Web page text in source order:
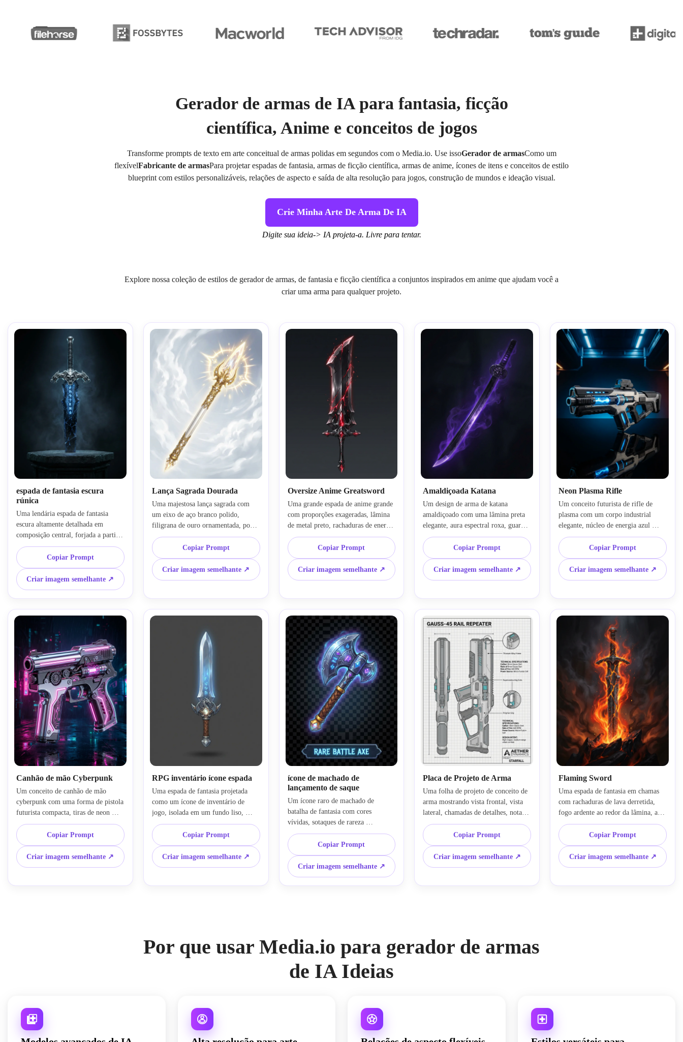
Gerador de armas de IA para fantasia, ficção
científica, Anime e conceitos de jogos
Transforme prompts de texto em arte conceitual de armas polidas em segundos com o Media.io. Use issoGerador de armasComo um
flexívelFabricante de armasPara projetar espadas de fantasia, armas de ficção científica, armas de anime, ícones de itens e conceitos de estilo
blueprint com estilos personalizáveis, relações de aspecto e saída de alta resolução para jogos, construção de mundos e ideação visual.
Crie Minha Arte De Arma De IA
Digite sua ideia-> IA projeta-a. Livre para tentar.
Explore nossa coleção de estilos de gerador de armas, de fantasia e ficção científica a conjuntos inspirados em anime que ajudam você a
criar uma arma para qualquer projeto.
espada de fantasia escura
rúnica
Uma lendária espada de fantasia
escura altamente detalhada em
composição central, forjada a partir
de metal obsidiano preto com runas
azuis brilhantes gravadas ao longo da
lâmina, guarda prateada
ornamentada, cabo envolto em
couro, névoa fraca ao redor da arma,
iluminação cinematográfica
temperamental, destaques azuis frios,
arte conceitual de fantasia ultra-
detalhada, vitrine isolada, foco
nítido.
Copiar Prompt
Criar imagem semelhante ↗
Lança Sagrada Dourada
Uma majestosa lança sagrada com
um eixo de aço branco polido,
filigrana de ouro ornamentada, ponta
de lança de cristal radiante, luz
divina semelhante a halo,
composição centrada, atmosfera
celestial brilhante, ilustração de arma
de fantasia premium, contraste
intrincados, sotaques brilhantes, arte
conceitual altamente detalhada para
Copiar Prompt
Criar imagem semelhante ↗
Oversize Anime Greatsword
Uma grande espada de anime grande
com proporções exageradas, lâmina
de metal preto, rachaduras de energia
vermelha brilhante, design angular
afiado, silhueta ousada, exibição
centrada, fundo limpo, contraste
intenso, estética de fantasia de anime
polida, faíscas sutis, renderização de
metálica altamente detalhada, humor
heróico dramático, impacto visual
pronto para o jogo.
Copiar Prompt
Criar imagem semelhante ↗
Amaldiçoada Katana
Um design de arma de katana
amaldiçoado com uma lâmina preta
elegante, aura espectral roxa, guarda
gravada demoníaca, flutuantes
fumaça, brilho violeta profundo,
composição centrada, pano de fundo
escuro, textura de aço ultra-
detalhada, arte conceitual de fantasia
mas sinistro, bordas nítidas,
renderização premium com
iluminação cinematográfica.
Copiar Prompt
Criar imagem semelhante ↗
Neon Plasma Rifle
Um conceito futurista de rifle de
plasma com um corpo industrial
elegante, núcleo de energia azul
neon, superfícies preto fosco e
titânio, aberturas de ventilação
brilhantes, composição centrada em
um fundo gradiente escuro,
renderização de ficção científica de
produto cinematográfico, reflexos
nítidos, detalhe de arte conceitual
premium, humor tecnológico
avançado, foco nítido e silhueta
Copiar Prompt
Criar imagem semelhante ↗
Canhão de mão Cyberpunk
Um conceito de canhão de mão
cyberpunk com uma forma de pistola
futurista compacta, tiras de neon
rosa, superfícies cromadas e
metálicas, detalhes tecnológicos
expostos, composição centrada,
brilho inspirado na cidade, fundo
escuro, ilustração de superfície dura
ultra-detalhadas, linguagem elegante
Copiar Prompt
Criar imagem semelhante ↗
RPG inventário ícone espada
Uma espada de fantasia projetada
como um ícone de inventário de
jogo, isolada em um fundo liso,
silhueta legível limpa, lâmina de aço
polido, brilho mágico sutil,
ilustração estilizada mas detalhada do
ativo do jogo, composição centrada,
bordas nítidas, proporções
da interface, sombra suave, qualidade
Copiar Prompt
Criar imagem semelhante ↗
ícone de machado de
lançamento de saque
Um ícone raro de machado de
batalha de fantasia com cores
vívidas, sotaques de rareza
brilhantes, composição de objetos
isolados, estilo transparente-amigável
de fundo, bordas nítidas, linguagem
de forma legível, cabeça de metal
gravada, alça de madeira
embrulhada, renderização estilizada,
Copiar Prompt
Criar imagem semelhante ↗
Placa de Projeto de Arma
Uma folha de projeto de conceito de
arma mostrando vista frontal, vista
lateral, chamadas de detalhes, notas
de material, layout estilo blueprint,
linhagem técnica, sutis escala de
cinza e sotaques ciano, placa de
apresentação limpa, estética de
desenho de alta precisão, anotações
conceito profissional, detalhes
Copiar Prompt
Criar imagem semelhante ↗
Flaming Sword
Uma espada de fantasia em chamas
com rachaduras de lava derretida,
fogo ardente ao redor da lâmina, aço
enegrecido, brilho laranja vulcânico,
renderização de objetos centrados,
atmosfera fumaçada, iluminação
cinematográfica dramática, textura
de metal de alto detalhe, arte
afiado, vitrine isolada, humor
Copiar Prompt
Criar imagem semelhante ↗
Por que usar Media.io para gerador de armas
de IA Ideias